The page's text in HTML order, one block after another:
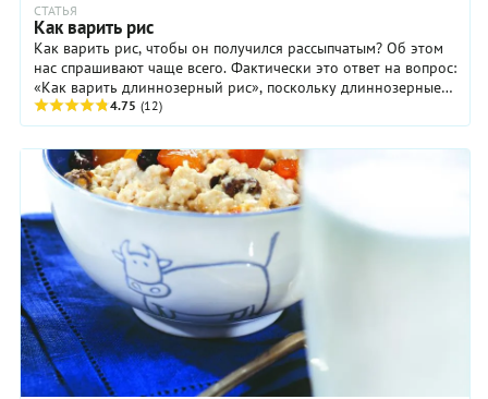
СТАТЬЯ
Как варить рис
Как варить рис, чтобы он получился рассыпчатым? Об этом
нас спрашивают чаще всего. Фактически это ответ на вопрос:
«Как варить длиннозерный рис», поскольку длиннозерные
сорта риса, самые ...
4.75 (12)